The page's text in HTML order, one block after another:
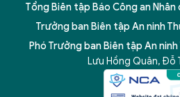
Tổng Biên tập Báo Công an Nhân
Trưởng ban Biên tập An ninh
Phó Trưởng ban Biên tập An ninh
Lưu Hồng Quân, Đỗ